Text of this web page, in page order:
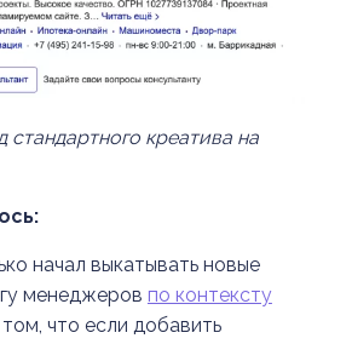
креатива на
начал выкатывать новые
менеджеров по контексту
что если добавить